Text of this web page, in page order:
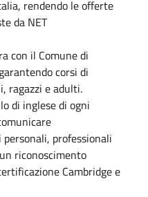
rendendo le offerte
da NET
con il Comune di
corsi di
ragazzi e adulti.
di inglese di ogni
professionali
riconoscimento
Cambridge e